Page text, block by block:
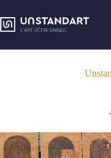
au
contenu